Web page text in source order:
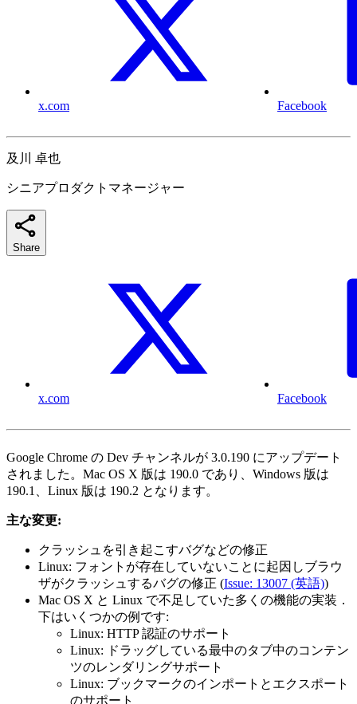
x.com Facebook
及川 卓也
シニアプロダクトマネージャー
Share
x.com Facebook
Google Chrome の Dev チャンネルが 3.0.190 にアップデート
されました。Mac OS X 版は 190.0 であり、Windows 版は
190.1、Linux 版は 190.2 となります。
主な変更:
クラッシュを引き起こすバグなどの修正
Linux: フォントが存在していないことに起因しブラウ
ザがクラッシュするバグの修正 (Issue: 13007 (英語))
Mac OS X と Linux で不足していた多くの機能の実装．
下はいくつかの例です:
Linux: HTTP 認証のサポート
Linux: ドラッグしている最中のタブ中のコンテン
ツのレンダリングサポート
Linux: ブックマークのインポートとエクスポート
のサポート